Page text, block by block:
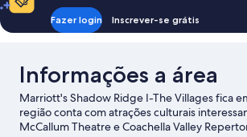
Fazer login Inscrever-se grátis
Informações a área
Marriott's Shadow Ridge I-The Villages fica
região conta com atrações culturais
McCallum Theatre e Coachella Valley